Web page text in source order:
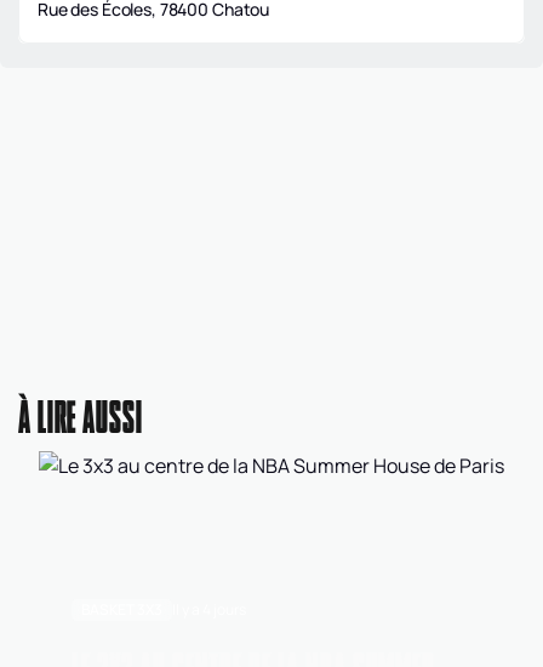
Rue des Écoles, 78400 Chatou
À LIRE AUSSI